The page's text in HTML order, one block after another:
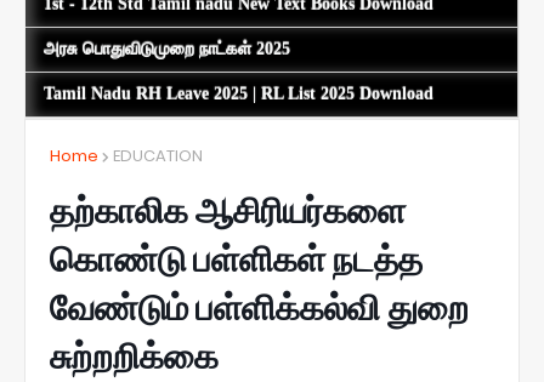
1st - 12th Std Tamil nadu New Text Books Download
அரசு பொதுவிடுமுறை நாட்கள் 2025
Tamil Nadu RH Leave 2025 | RL List 2025 Download
Home EDUCATION
தற்காலிக ஆசிரியர்களை
கொண்டு பள்ளிகள் நடத்த
வேண்டும் பள்ளிக்கல்வி துறை
சுற்றறிக்கை